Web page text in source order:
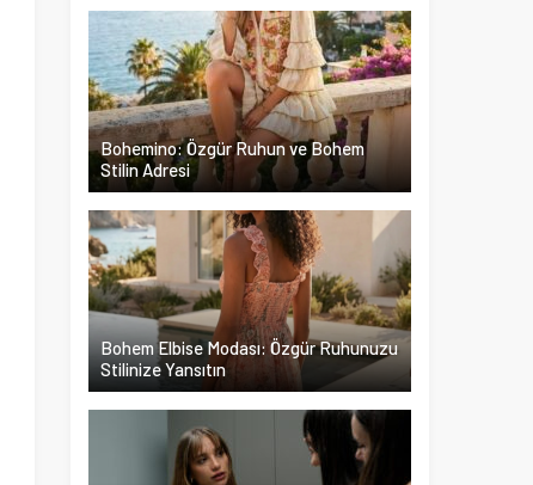
Bohemino: Özgür Ruhun ve Bohem
Stilin Adresi
Bohem Elbise Modası: Özgür Ruhunuzu
Stilinize Yansıtın